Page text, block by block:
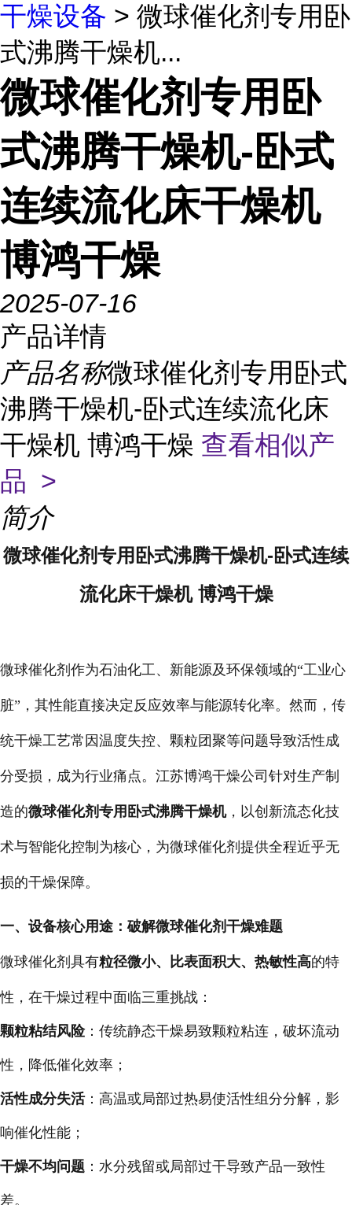
干燥设备 > 微球催化剂专用卧
式沸腾干燥机...
微球催化剂专用卧
式沸腾干燥机-卧式
连续流化床干燥机
博鸿干燥
2025-07-16
产品详情
产品名称微球催化剂专用卧式
沸腾干燥机-卧式连续流化床
干燥机 博鸿干燥 查看相似产
品 >
简介
微球催化剂专用卧式沸腾干燥机-卧式连续
流化床干燥机 博鸿干燥
微球催化剂作为石油化工、新能源及环保领域的“工业心
脏”，其性能直接决定反应效率与能源转化率。然而，传
统干燥工艺常因温度失控、颗粒团聚等问题导致活性成
分受损，成为行业痛点。江苏博鸿干燥公司针对生产制
造的微球催化剂专用卧式沸腾干燥机，以创新流态化技
术与智能化控制为核心，为微球催化剂提供全程近乎无
损的干燥保障。
一、设备核心用途：破解微球催化剂干燥难题
微球催化剂具有粒径微小、比表面积大、热敏性高的特
性，在干燥过程中面临三重挑战：
颗粒粘结风险：传统静态干燥易致颗粒粘连，破坏流动
性，降低催化效率；
活性成分失活：高温或局部过热易使活性组分分解，影
响催化性能；
干燥不均问题 ：水分残留或局部过干导致产品一致性
差。